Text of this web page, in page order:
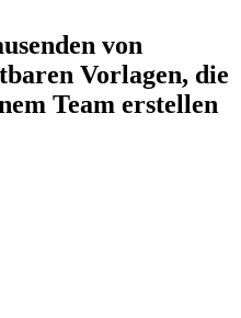
von
Vorlagen, die
Team erstellen